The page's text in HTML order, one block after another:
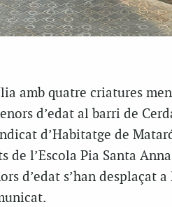
amb quatre criatures
d’edat al barri de
d’Habitatge de
de l’Escola Pia Santa
d’edat s’han desplaçat